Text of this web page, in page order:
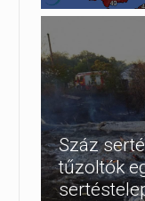
Száz
tűzoltók